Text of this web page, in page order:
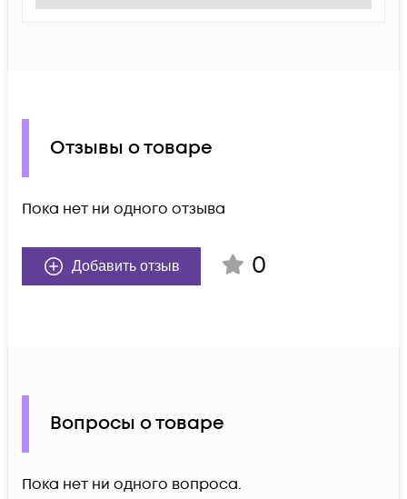
Отзывы о товаре
Пока нет ни одного отзыва
Добавить отзыв 0
Вопросы о товаре
Пока нет ни одного вопроса.